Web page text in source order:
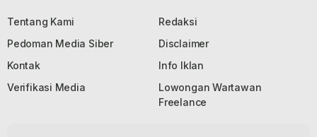
Tentang Kami
Redaksi
Pedoman Media Siber
Disclaimer
Kontak
Info Iklan
Verifikasi Media
Lowongan Wartawan
Freelance